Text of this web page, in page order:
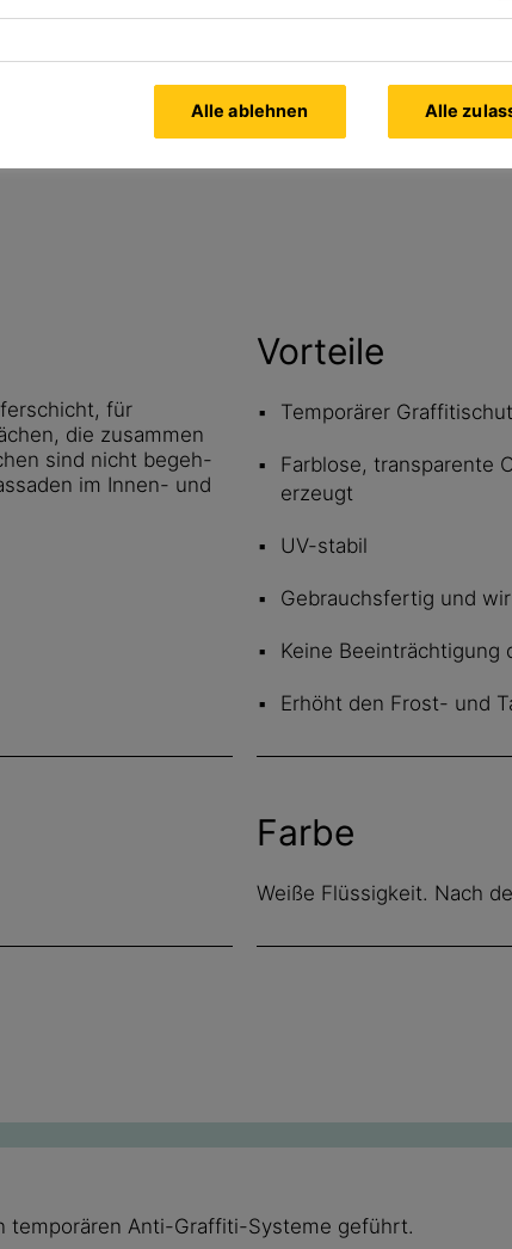
Alle Dokumente
anzeigen
für
die zusammen
sind nicht begeh-
im Innen- und
Vorteile
Temporärer
Farblose, transparente
erzeugt
UV-stabil
Gebrauchsfertig und
Keine Beeinträchtigung
Erhöht den Frost- und
Farbe
Weiße Flüssigkeit. Nach
temporären Anti-Graffiti-Systeme geführt.
Alle ablehnen Alle